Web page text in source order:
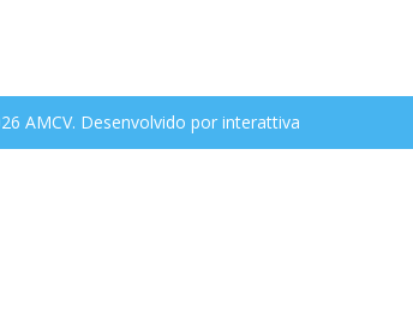
AMCV. Desenvolvido por interattiva